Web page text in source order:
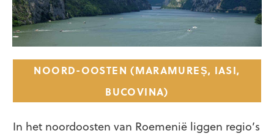
NOORD-OOSTEN (MARAMUREȘ, IASI,
BUCOVINA)
In het noordoosten van Roemenië liggen regio’s